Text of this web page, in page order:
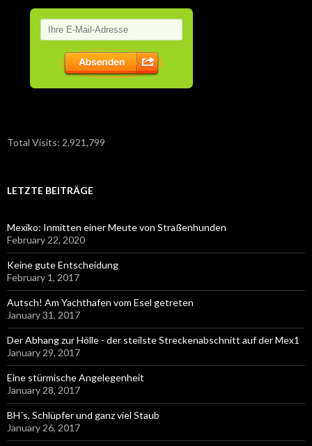
Total Visits: 2,921,799
LETZTE BEITRÄGE
Mexiko: Inmitten einer Meute von Straßenhunden
February 22, 2020
Keine gute Entscheidung
February 1, 2017
Autsch! Am Yachthafen vom Esel getreten
January 31, 2017
Der Abhang zur Hölle - der steilste Streckenabschnitt auf der Mex1
January 29, 2017
Eine stürmische Angelegenheit
January 28, 2017
BH´s, Schlüpfer und ganz viel Staub
January 26, 2017